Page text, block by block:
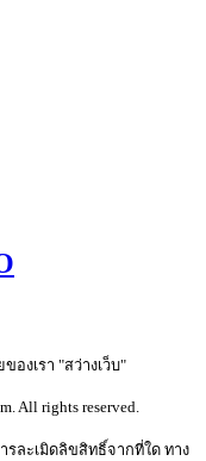
งเรา "สว่างเว็บ"
All rights reserved.
ละเมิดลิขสิทธิ์จากที่ใด ทาง